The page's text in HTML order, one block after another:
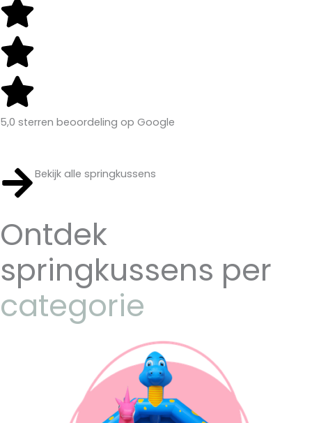
5,0 sterren beoordeling op Google
Bekijk alle springkussens
Ontdek
springkussens per
categorie